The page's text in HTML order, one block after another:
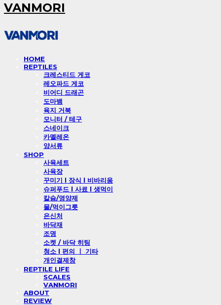
VANMORI
HOME
REPTILES
크레스티드 게코
레오파드 게코
비어디 드래곤
도마뱀
육지 거북
모니터 / 테구
스네이크
카멜레온
양서류
SHOP
사육세트
사육장
꾸미기 l 장식 l 비바리움
슈퍼푸드 l 사료 l 생먹이
칼슘/영양제
물/먹이그릇
은신처
바닥재
조명
소켓 / 바닥 히팅
청소 l 편의 ㅣ 기타
개인결제창
REPTILE LIFE
SCALES
VANMORI
ABOUT
REVIEW